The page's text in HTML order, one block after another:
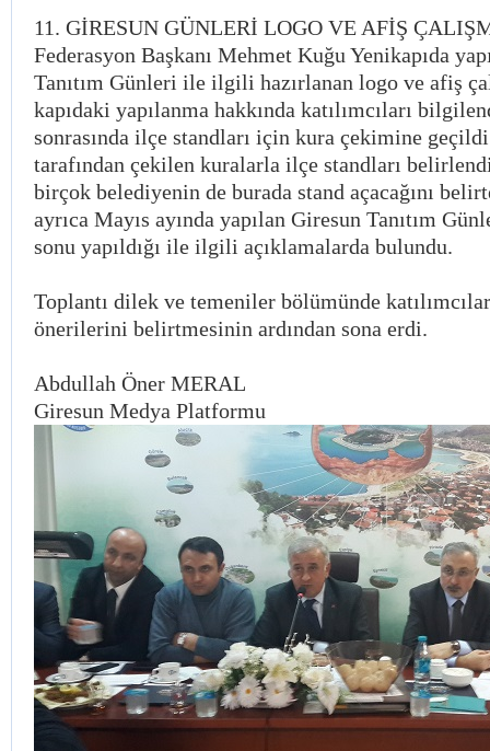
11. GİRESUN GÜNLERİ LOGO VE AFİŞ
Federasyon Başkanı Mehmet Kuğu Yenikapıda
Tanıtım Günleri ile ilgili hazırlanan logo ve afiş
kapıdaki yapılanma hakkında katılımcıları
sonrasında ilçe standları için kura çekimine
tarafından çekilen kuralarla ilçe standları
birçok belediyenin de burada stand açacağını
ayrıca Mayıs ayında yapılan Giresun Tanıtım
sonu yapıldığı ile ilgili açıklamalarda bulundu.
Toplantı dilek ve temeniler bölümünde
önerilerini belirtmesinin ardından sona erdi.
Abdullah Öner MERAL
Giresun Medya Platformu